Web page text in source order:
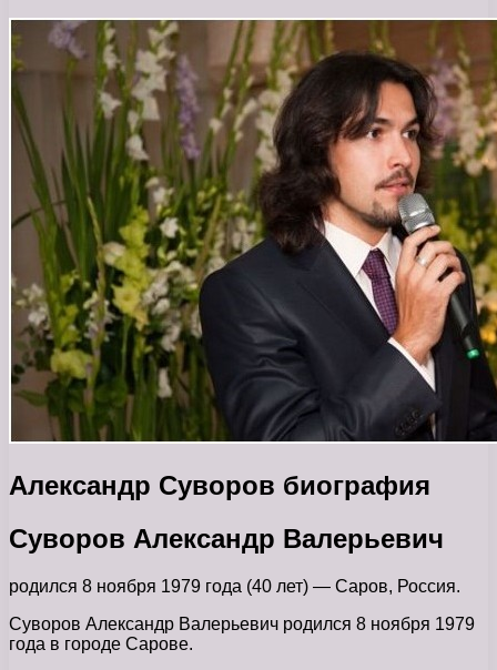
Александр Суворов биография
Суворов Александр Валерьевич
родился 8 ноября 1979 года (40 лет) — Саров, Россия.
Суворов Александр Валерьевич родился 8 ноября 1979
года в городе Сарове.